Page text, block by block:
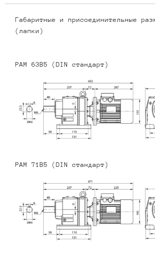
Габаритные и присоединительные
(лапки)
PAM 63B5 (DIN стандарт)
PAM 71B5 (DIN стандарт)